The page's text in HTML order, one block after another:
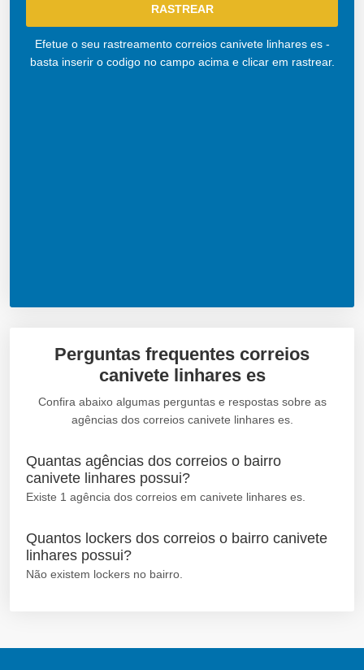
Efetue o seu rastreamento correios canivete linhares es -
basta inserir o codigo no campo acima e clicar em rastrear.
Perguntas frequentes correios
canivete linhares es
Confira abaixo algumas perguntas e respostas sobre as
agências dos correios canivete linhares es.
Quantas agências dos correios o bairro
canivete linhares possui?
Existe 1 agência dos correios em canivete linhares es.
Quantos lockers dos correios o bairro canivete
linhares possui?
Não existem lockers no bairro.